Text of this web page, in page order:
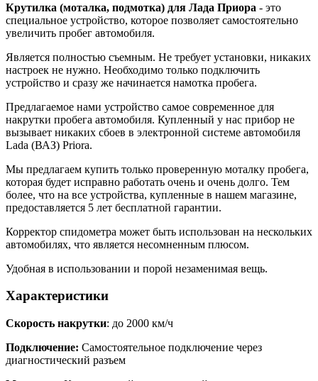
Крутилка (моталка, подмотка) для Лада Приора - это
специальное устройство, которое позволяет самостоятельно
увеличить пробег автомобиля.
Является полностью съемным. Не требует установки, никаких
настроек не нужно. Необходимо только подключить
устройство и сразу же начинается намотка пробега.
Предлагаемое нами устройство самое современное для
накрутки пробега автомобиля. Купленный у нас прибор не
вызывает никаких сбоев в электронной системе автомобиля
Lada (ВАЗ) Priora.
Мы предлагаем купить только проверенную моталку пробега,
которая будет исправно работать очень и очень долго. Тем
более, что на все устройства, купленные в нашем магазине,
предоставляется 5 лет бесплатной гарантии.
Корректор спидометра может быть использован на нескольких
автомобилях, что является несомненным плюсом.
Удобная в использовании и порой незаменимая вещь.
Характеристики
Скорость накрутки: до 2000 км/ч
Подключение: Самостоятельное подключение через
диагностический разъем